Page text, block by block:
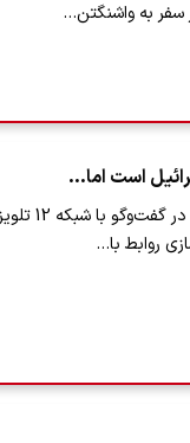
سفر به واشنگتن…
است اما...
یک منبع عالی‌رتبه در پادشاهی
روابط با…